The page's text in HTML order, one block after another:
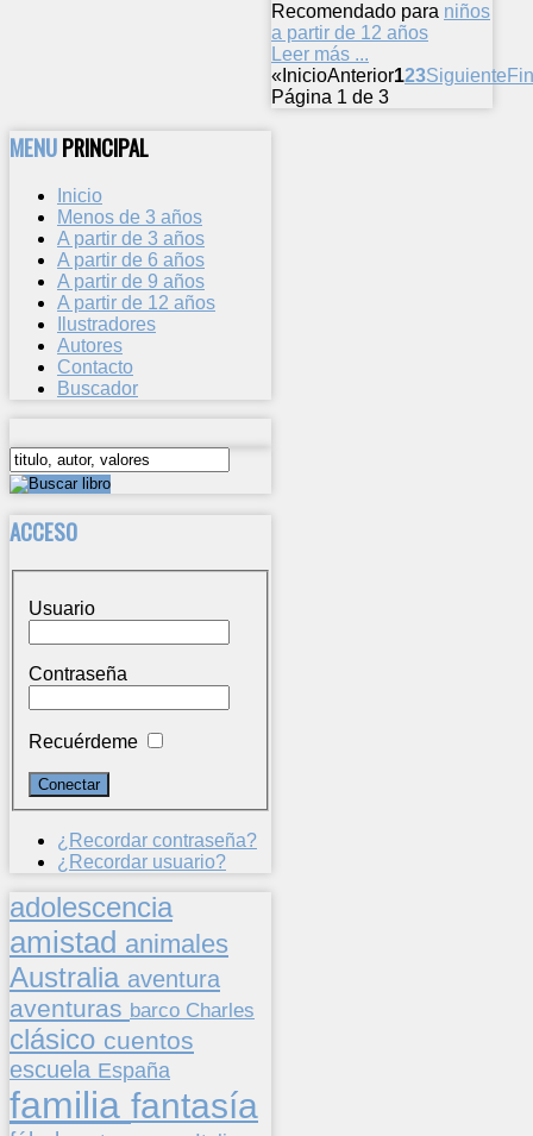
Recomendado para niños
a partir de 12 años
Leer más ...
« InicioAnterior123Siguiente
Página 1 de 3
MENUPRINCIPAL
Inicio
Menos de 3 años
A partir de 3 años
A partir de 6 años
A partir de 9 años
A partir de 12 años
Ilustradores
Autores
Contacto
Buscador
ACCESO
Usuario
Contraseña
Recuérdeme
¿Recordar contraseña?
¿Recordar usuario?
adolescencia
amistad animales
Australia aventura
aventuras barco Charles
clásico cuentos
escuela España
familia fantasía